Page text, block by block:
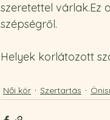
szeretettel várlak.Ez
szépségről.
Helyek korlátozott
Női kör Szertartás